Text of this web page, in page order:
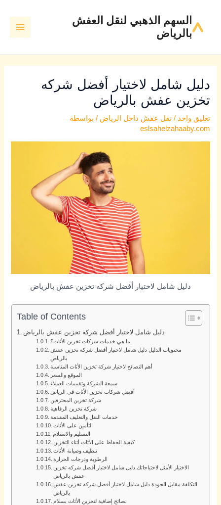
المحتوى
السهم الذهبي لنقل العفش
بالرياض
دليل شامل لاختيار أفضل شركه
تخزين عفش بالرياض
تعليق واحد / نقل عفش داخل الرياض / بواسطة
eslsahelzahaaby.com
دليل شامل لاختيار أفضل شركه تخزين عفش بالرياض
Table of Contents
دليل شامل لاختيار أفضل شركه تخزين عفش بالرياض
ما هي خدمات شركات تخزين الأثاث؟
محتويات الدليل دليل شامل لاختيار أفضل شركه تخزين عفش
بالرياض
أهم النصائح لاختيار شركة تخزين الأثاث المناسبة
الموقع والسعر
سمعة الشركة وتقييمات العملاء
أفضل شركات تخزين الأثاث في الرياض
شركة تخزين المحترفين
شركة تخزين الرفاهية
خدمات النقل والتغليف المقدمة
التأمين على الأثاث
التسليم والاستلام
كيفية الحفاظ على الأثاث أثناء التخزين
تنظيف وصيانة الأثاث
الرطوبة ودرجات الحرارة
الاختيار الأمثل لاحتياجاتك دليل شامل لاختيار أفضل شركه تخزين
عفش بالرياض
التكلفة مقابل الجودة دليل شامل لاختيار أفضل شركه تخزين عفش
بالرياض
نصائح إضافية لتخزين الأثاث بسلام